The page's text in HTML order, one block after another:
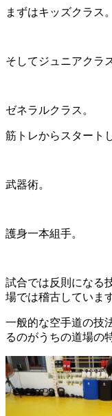
まずはキッズクラス。
そしてジュニアクラ
ゼネラルクラス。
筋トレからスタート
武器術。
護身一本組手。
試合では反則になる
場では稽古していま
一般的な空手道の技
るのがうちの道場の